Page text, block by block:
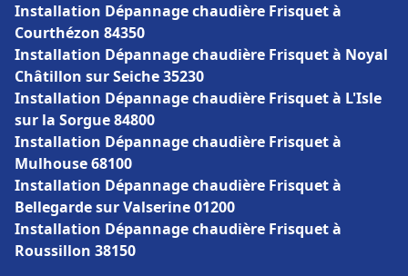
Installation Dépannage chaudière Frisquet à
Courthézon 84350
Installation Dépannage chaudière Frisquet à Noyal
Châtillon sur Seiche 35230
Installation Dépannage chaudière Frisquet à L'Isle
sur la Sorgue 84800
Installation Dépannage chaudière Frisquet à
Mulhouse 68100
Installation Dépannage chaudière Frisquet à
Bellegarde sur Valserine 01200
Installation Dépannage chaudière Frisquet à
Roussillon 38150